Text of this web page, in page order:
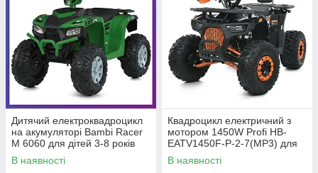
Дитячий електроквадроцикл
на акумуляторі Bambi Racer
M 6060 для дітей 3-8 років
Зелений
В наявності
Квадроцикл електричний з
мотором 1450W Profi HB-
EATV1450F-P-2-7(MP3) для
підлітків від 14 років Чорно-
оранж
В наявності